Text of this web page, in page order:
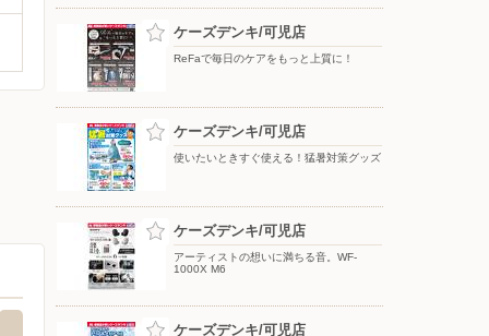
ケーズデンキ/可児店
ReFaで毎日のケアをもっと上質に！
ケーズデンキ/可児店
使いたいときすぐ使える！猛暑対策グッズ
ケーズデンキ/可児店
アーティストの想いに満ちる音。WF-
1000X M6
ケーズデンキ/可児店